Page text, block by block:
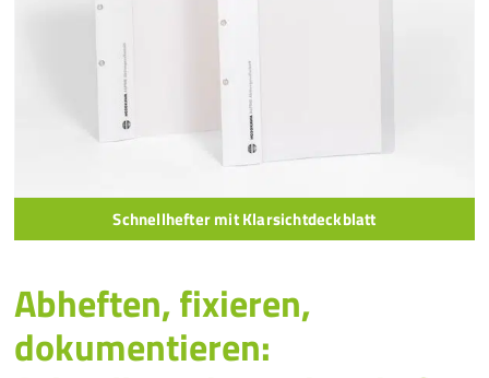
Schnellhefter mit Klarsichtdeckblatt
Abheften, fixieren,
dokumentieren: